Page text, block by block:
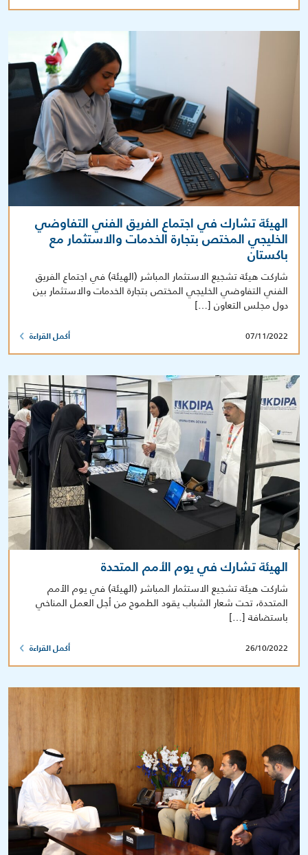
الهيئة تشارك في اجتماع الفريق الفني التفاوضي
الخليجي المختص بتجارة الخدمات والاستثمار مع
باكستان
شاركت هيئة تشجيع الاستثمار المباشر (الهيئة) في اجتماع الفريق
الفني التفاوضي الخليجي المختص بتجارة الخدمات والاستثمار بين
دول مجلس التعاون […]
07/11/2022 أكمل القراءة
الهيئة تشارك في يوم الأمم المتحدة
شاركت هيئة تشجيع الاستثمار المباشر (الهيئة) في يوم الأمم
المتحدة، تحت شعار الشباب يقود الطموح من أجل العمل المناخي
باستضافة […]
26/10/2022 أكمل القراءة